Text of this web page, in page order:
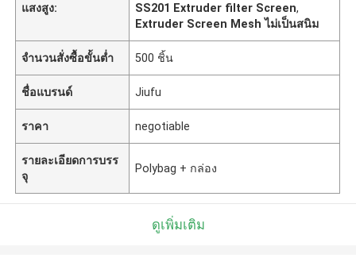
แสงสูง:
SS201 Extruder filter Screen,
Extruder Screen Mesh ไม่เป็นสนิม
จำนวนสั่งซื้อขั้นต่ำ 500 ชิ้น
ชื่อแบรนด์ Jiufu
ราคา negotiable
รายละเอียดการบรร
จุ
Polybag + กล่อง
ดูเพิ่มเติม